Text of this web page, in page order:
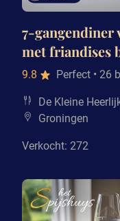
7-gangendiner
met friandises
9.8 Perfect • 26
De Kleine
Groningen
Verkocht: 272